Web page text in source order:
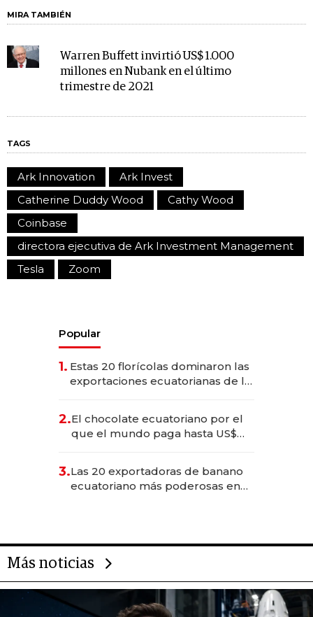
MIRA TAMBIÉN
Warren Buffett invirtió US$ 1.000
millones en Nubank en el último
trimestre de 2021
TAGS
Ark Innovation
Ark Invest
Catherine Duddy Wood
Cathy Wood
Coinbase
directora ejecutiva de Ark Investment Management
Tesla
Zoom
Popular
1. Estas 20 florícolas dominaron las
exportaciones ecuatorianas de la
2.El chocolate ecuatoriano por el
que el mundo paga hasta US$
3.Las 20 exportadoras de banano
ecuatoriano más poderosas en
Más noticias